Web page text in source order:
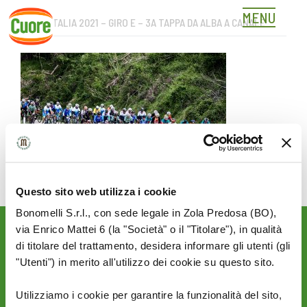
Questo sito web utilizza i cookie
Bonomelli S.r.l., con sede legale in Zola Predosa (BO),
via Enrico Mattei 6 (la "Società" o il "Titolare"), in qualità
di titolare del trattamento, desidera informare gli utenti (gli
"Utenti") in merito all'utilizzo dei cookie su questo sito.
Utilizziamo i cookie per garantire la funzionalità del sito,
Skip
content
MENU
GIRO D’ITALIA 2021 – GIRO E – 3A TAPPA DA ALBA A CANALE
Rimani aggiornato sulle
novità del mondo Cuore: